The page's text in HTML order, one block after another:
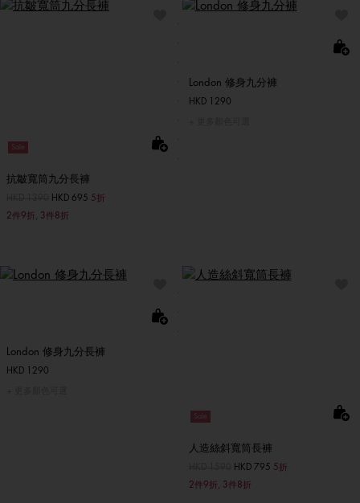
Sale
抗皺寬筒九分長褲
至HKD 695 5折
2件9折, 3件8折
London 修身九分褲
HKD 1290
London 修身九分長褲
HKD 1290
Sale
人造絲斜寬筒長褲
至HKD 795 5折
2件9折, 3件8折